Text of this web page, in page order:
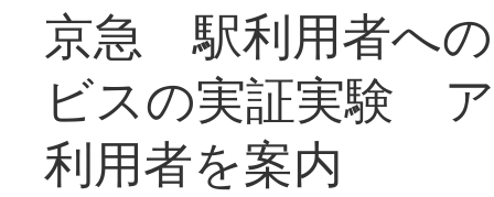
京急 駅利用者へ
ビスの実証実験
利用者を案内